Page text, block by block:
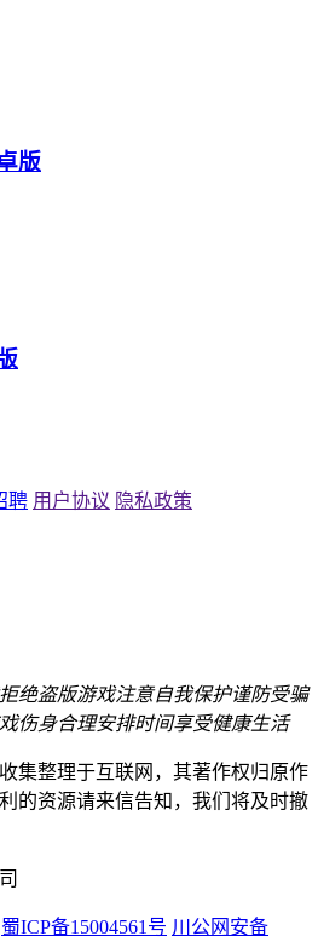
版
聘 用户协议 隐私政策
拒绝盗版游戏注意自我保护谨防受骗
伤身合理安排时间享受健康生活
集整理于互联网，其著作权归原作
的资源请来信告知，我们将及时撤
蜀ICP备15004561号 川公网安备